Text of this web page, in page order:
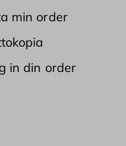
min order
in din order